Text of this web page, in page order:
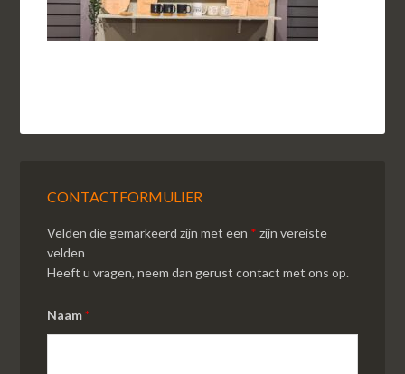
CONTACTFORMULIER
Velden die gemarkeerd zijn met een * zijn vereiste
velden
Heeft u vragen, neem dan gerust contact met ons op.
Naam*